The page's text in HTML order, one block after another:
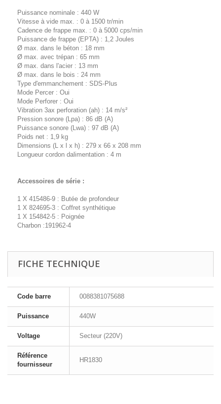
Puissance nominale : 440 W
Vitesse à vide max. : 0 à 1500 tr/min
Cadence de frappe max. : 0 à 5000 cps/min
Puissance de frappe (EPTA) : 1,2 Joules
Ø max. dans le béton : 18 mm
Ø max. avec trépan : 65 mm
Ø max. dans l'acier : 13 mm
Ø max. dans le bois : 24 mm
Type d'emmanchement : SDS-Plus
Mode Percer : Oui
Mode Perforer : Oui
Vibration 3ax perforation (ah) : 14 m/s²
Pression sonore (Lpa) : 86 dB (A)
Puissance sonore (Lwa) : 97 dB (A)
Poids net : 1,9 kg
Dimensions (L x l x h) : 279 x 66 x 208 mm
Longueur cordon dalimentation : 4 m
Accessoires de série :
1 X 415486-9 : Butée de profondeur
1 X 824695-3 : Coffret synthétique
1 X 154842-5 : Poignée
Charbon :191962-4
FICHE TECHNIQUE
Code barre 0088381075688
Puissance 440W
Voltage Secteur (220V)
Référence
fournisseur
HR1830